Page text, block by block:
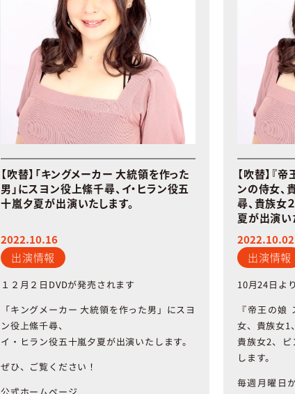
【吹替】「キングメーカー 大統領を作った
男」にスヨン役上絛千尋、イ・ヒラン役五
十嵐夕夏が出演いたします。
2022.10.16
出演情報
１２月２日 DVDが発売されます
「キングメーカー 大統領を作った男」にスヨ
ン役上絛千尋、
イ・ヒラン役五十嵐夕夏が出演いたします。
ぜひ、ご覧ください！
【吹替】『
ンの侍女、
尋、貴族女
夏が出演い
2022.10.02
出演情報
10月24日よ
『帝王の娘
女、貴族女1
貴族女2、ピ
します。
毎週月曜日